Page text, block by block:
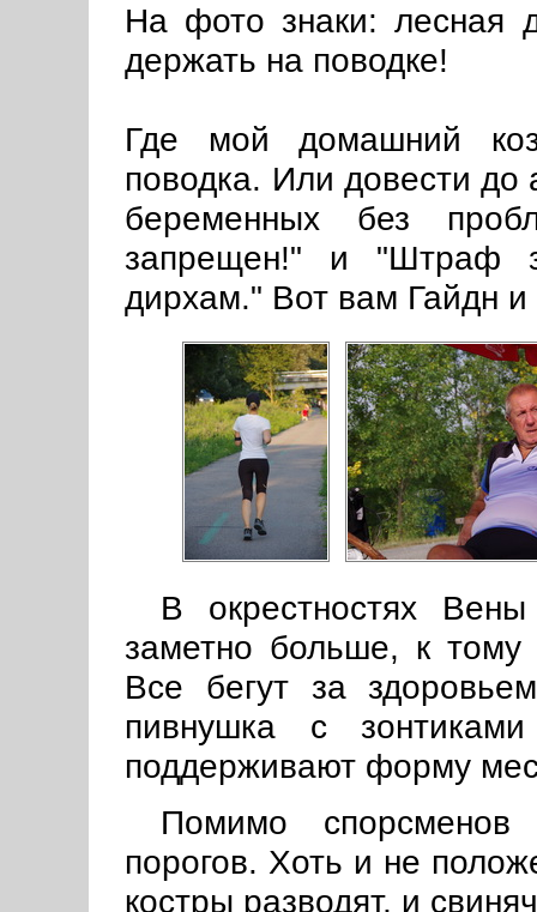
На фото знаки: лесная
держать на поводке!
Где мой домашний
поводка. Или довести до
беременных без
запрещен!" и "Штраф
дирхам." Вот вам Гайдн
В окрестностях
заметно больше, к
Все бегут за
пивнушка с
поддерживают форму
Помимо
порогов. Хоть и не
костры разводят, и